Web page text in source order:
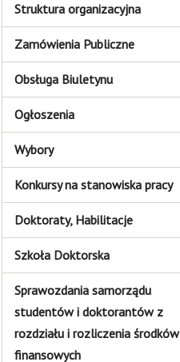
Struktura organizacyjna
Zamówienia Publiczne
Obsługa Biuletynu
Ogłoszenia
Wybory
Konkursy na stanowiska pracy
Doktoraty, Habilitacje
Szkoła Doktorska
Sprawozdania samorządu
studentów i doktorantów z
rozdziału i rozliczenia środków
finansowych